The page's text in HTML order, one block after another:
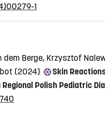
1
dem Berge, Krzysztof
(2024)
Skin
Polish Pediatric